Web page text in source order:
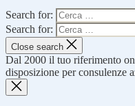
Search for:
Search for:
Close search
Dal 2000 il tuo riferimento
disposizione per consulenze